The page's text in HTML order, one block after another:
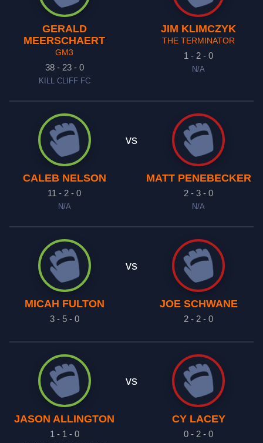
GERALD
MEERSCHAERT
GM3
38 - 23 - 0
KILL CLIFF FC
JIM KLIMCZYK
THE TERMINATOR
1 - 2 - 0
N/A
CALEB NELSON
11 - 2 - 0
N/A
vs
MATT PENEBECKER
2 - 3 - 0
N/A
MICAH FULTON
3 - 5 - 0
vs
JOE SCHWANE
2 - 2 - 0
JASON ALLINGTON
1 - 1 - 0
vs
CY LACEY
0 - 2 - 0